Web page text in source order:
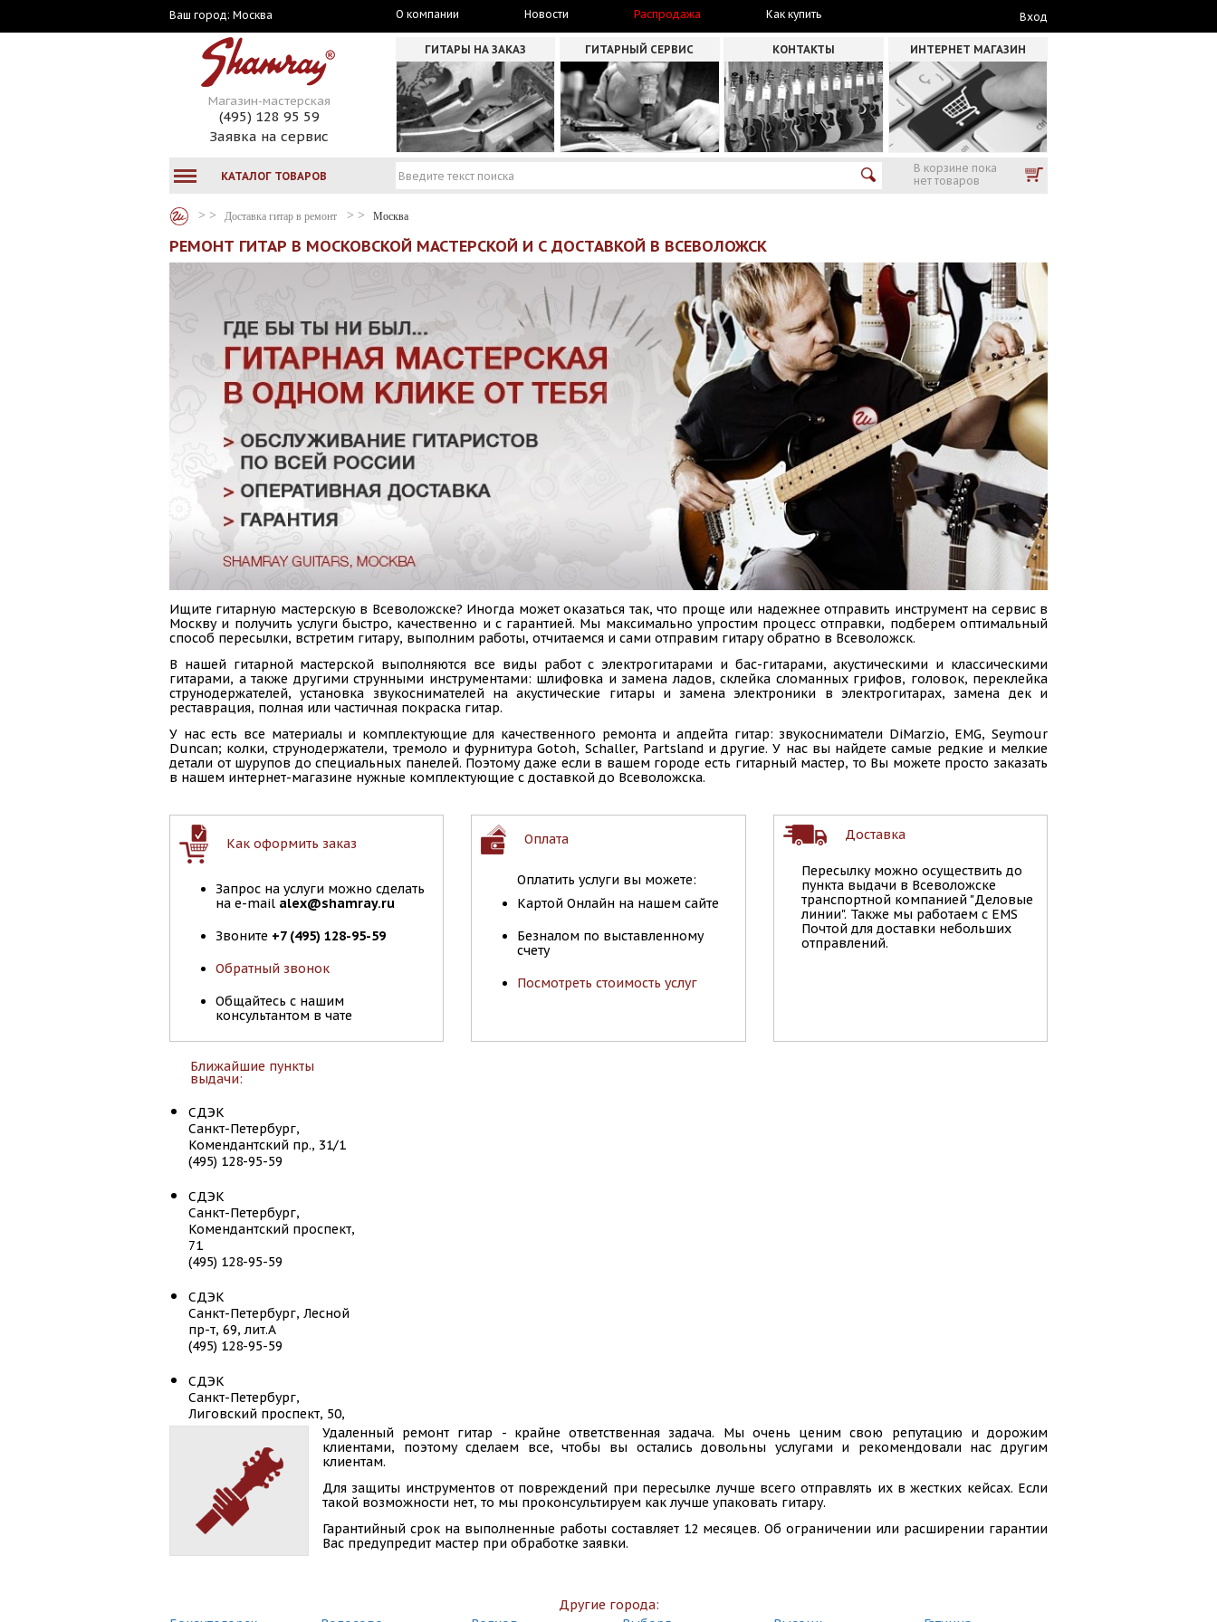
Ваш город: Москва О компании Новости Распродажа Как купить Вход
Магазин-мастерская
(495) 128 95 59
Заявка на сервис
ГИТАРЫ НА ЗАКАЗ ГИТАРНЫЙ СЕРВИС КОНТАКТЫ ИНТЕРНЕТ МАГАЗИН
КАТАЛОГ ТОВАРОВ
В корзине пока
нет товаров
Доставка гитар в ремонт Москва
РЕМОНТ ГИТАР В МОСКОВСКОЙ МАСТЕРСКОЙ И С ДОСТАВКОЙ В ВСЕВОЛОЖСК
Ищите гитарную мастерскую в Всеволожске? Иногда может оказаться так, что проще или надежнее отправить инструмент на сервис в
Москву и получить услуги быстро, качественно и с гарантией. Мы максимально упростим процесс отправки, подберем оптимальный
способ пересылки, встретим гитару, выполним работы, отчитаемся и сами отправим гитару обратно в Всеволожск.
В нашей гитарной мастерской выполняются все виды работ с электрогитарами и бас-гитарами, акустическими и классическими
гитарами, а также другими струнными инструментами: шлифовка и замена ладов, склейка сломанных грифов, головок, переклейка
струнодержателей, установка звукоснимателей на акустические гитары и замена электроники в электрогитарах, замена дек и
реставрация, полная или частичная покраска гитар.
У нас есть все материалы и комплектующие для качественного ремонта и апдейта гитар: звукосниматели DiMarzio, EMG, Seymour
Duncan; колки, струнодержатели, тремоло и фурнитура Gotoh, Schaller, Partsland и другие. У нас вы найдете самые редкие и мелкие
детали от шурупов до специальных панелей. Поэтому даже если в вашем городе есть гитарный мастер, то Вы можете просто заказать
в нашем интернет-магазине нужные комплектующие с доставкой до Всеволожска.
Как оформить заказ
Запрос на услуги можно сделать
на e-mail alex@shamray.ru
Звоните +7 (495) 128-95-59
Обратный звонок
Общайтесь с нашим
консультантом в чате
Оплата
Оплатить услуги вы можете:
Картой Онлайн на нашем сайте
Безналом по выставленному
счету
Посмотреть стоимость услуг
Доставка
Пересылку можно осуществить до
пункта выдачи в Всеволожске
транспортной компанией "Деловые
линии". Также мы работаем с EMS
Почтой для доставки небольших
отправлений.
Ближайшие пункты
выдачи:
СДЭК
Санкт-Петербург,
Комендантский пр., 31/1
(495) 128-95-59
СДЭК
Санкт-Петербург,
Комендантский проспект,
71
(495) 128-95-59
СДЭК
Санкт-Петербург, Лесной
пр-т, 69, лит.А
(495) 128-95-59
СДЭК
Санкт-Петербург,
Лиговский проспект, 50,
лит Х
(495) 128-95-59
Санкт-Петербург,
Лиговский пр-т, д.50,
корп.13
Удаленный ремонт гитар - крайне ответственная задача. Мы очень ценим свою репутацию и дорожим
клиентами, поэтому сделаем все, чтобы вы остались довольны услугами и рекомендовали нас другим
клиентам.
Для защиты инструментов от повреждений при пересылке лучше всего отправлять их в жестких кейсах. Если
такой возможности нет, то мы проконсультируем как лучше упаковать гитару.
Гарантийный срок на выполненные работы составляет 12 месяцев. Об ограничении или расширении гарантии
Вас предупредит мастер при обработке заявки.
Другие города: